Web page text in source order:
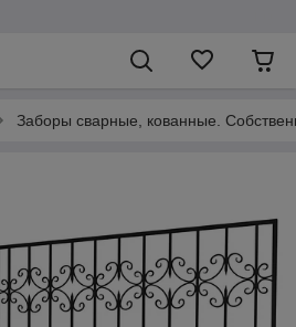
Заборы сварные, кованные.